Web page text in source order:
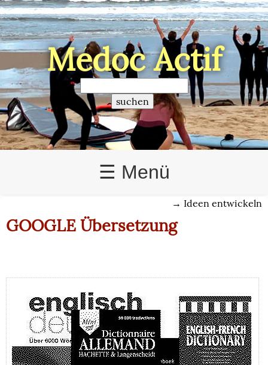
Médoc Actif
>
☰ Menü
→ Ideen entwickeln
GOOGLE Übersetzung